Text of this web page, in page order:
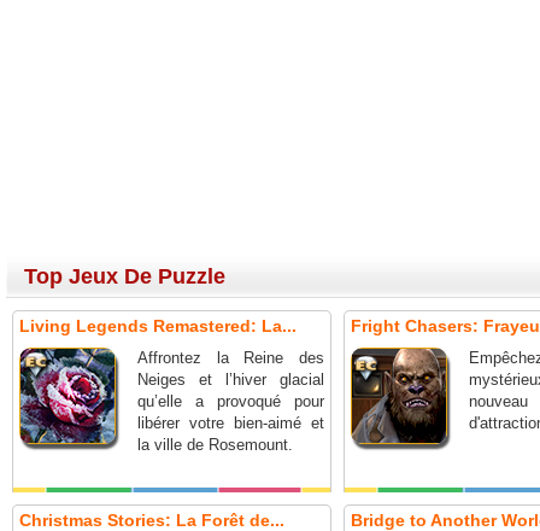
Top Jeux De Puzzle
Living Legends Remastered: La...
Affrontez la Reine des
Neiges et l’hiver glacial
qu’elle a provoqué pour
libérer votre bien-aimé et
la ville de Rosemount.
Fright Chasers:
Christmas Stories: La Forêt de... Bridge to Another